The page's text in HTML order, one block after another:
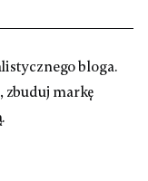
bloga.
zbuduj markę